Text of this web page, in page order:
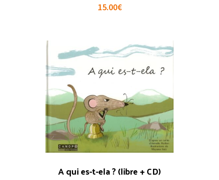
15.00€
A qui es-t-ela ? (libre + CD)